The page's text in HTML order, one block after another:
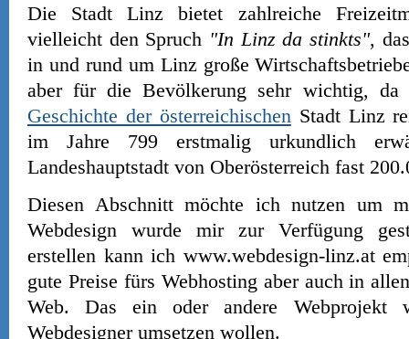
Die Stadt Linz bietet zahlreiche
vielleicht den Spruch "In Linz da stinkts",
in und rund um Linz große
aber für die Bevölkerung sehr wichtig, da
Geschichte der österreichischen Stadt Linz
im Jahre 799 erstmalig urkundlich
Landeshauptstadt von Oberösterreich fast
Diesen Abschnitt möchte ich nutzen um
Webdesign wurde mir zur Verfügung
erstellen kann ich www.webdesign-linz.at
gute Preise fürs Webhosting aber auch in
Web. Das ein oder andere
Webdesigner umsetzen wollen.